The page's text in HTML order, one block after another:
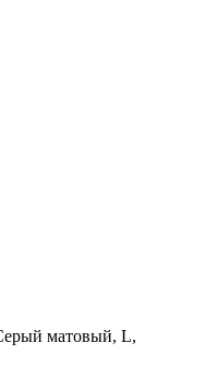
матовый, L,